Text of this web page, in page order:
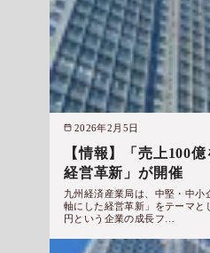
2026年2月5日
【情報】「売上100
経営革新」が開催
九州経済産業局は、中堅・中小
軸にした経営革新」をテーマ
円という企業の成長フ…